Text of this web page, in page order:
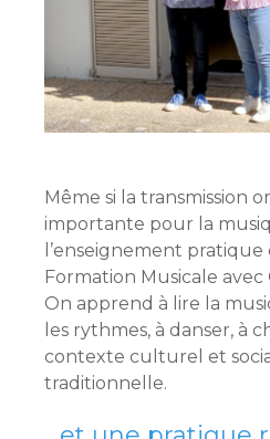
Même si la transmission
importante pour la
l’enseignement
Formation Musicale avec
On apprend à lire la
les rythmes, à danser, à
contexte culturel et
traditionnelle.